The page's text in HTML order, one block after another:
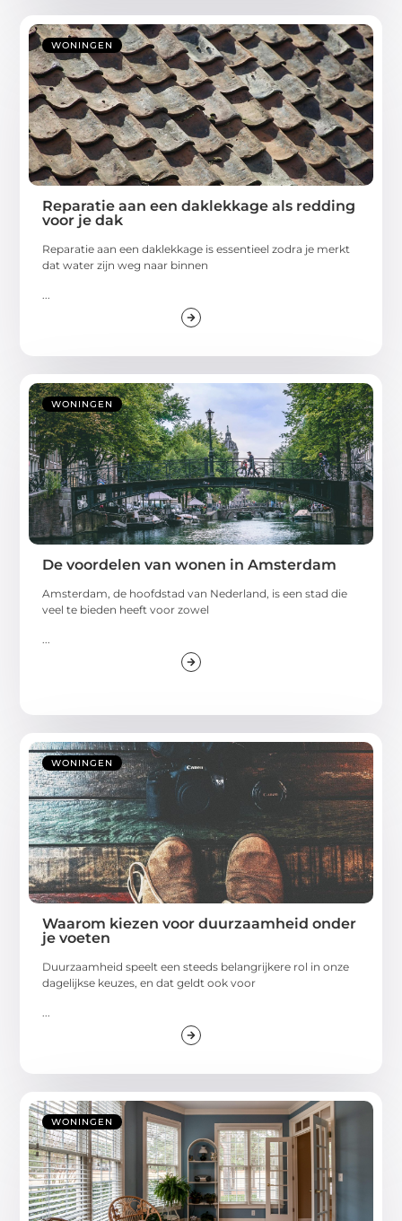
WONINGEN
Reparatie aan een daklekkage als redding
voor je dak
Reparatie aan een daklekkage is essentieel zodra je merkt
dat water zijn weg naar binnen
WONINGEN
De voordelen van wonen in Amsterdam
Amsterdam, de hoofdstad van Nederland, is een stad die
veel te bieden heeft voor zowel
WONINGEN
Waarom kiezen voor duurzaamheid onder
je voeten
Duurzaamheid speelt een steeds belangrijkere rol in onze
dagelijkse keuzes, en dat geldt ook voor
WONINGEN